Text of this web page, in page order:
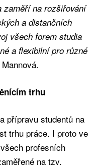
zaměří na rozšiřování
a distančních
všech forem studia
a flexibilní pro různé
trhu
přípravu studentů na
trhu práce. I proto ve
profesních
na tzv.